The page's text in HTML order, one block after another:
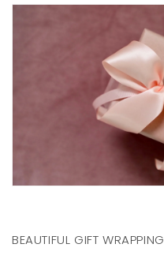
BEAUTIFUL GIFT WRAPPING